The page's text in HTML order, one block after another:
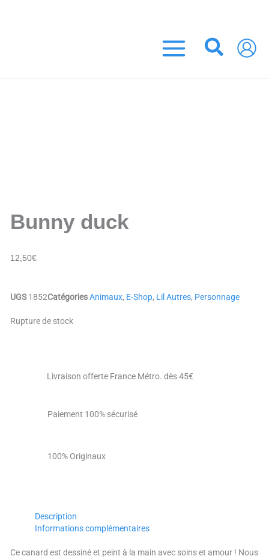
Bunny duck
12,50€
UGS1852Catégories Animaux, E-Shop, Lil Autres, Personnage
Rupture de stock
Livraison offerte France Métro. dès 45€
Paiement 100% sécurisé
100% Originaux
Description
Informations complémentaires
Ce canard est dessiné et peint à la main avec soins et amour ! Nous